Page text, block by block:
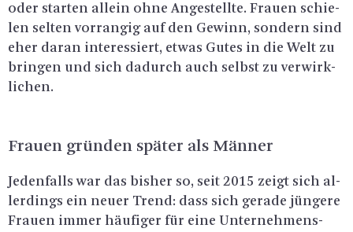
oder star­ten al­lein ohne An­ge­stell­te. Frau­en schie­
len sel­ten vor­ran­gig auf den Ge­winn, son­dern sind
eher daran in­ter­es­siert, etwas Gutes in die Welt zu
brin­gen und sich da­durch auch selbst zu ver­wirk­
li­chen.
Frau­en grün­den spä­ter als Män­ner
Je­den­falls war das bis­her so, seit 2015 zeigt sich al­
ler­dings ein neuer Trend: dass sich ge­ra­de jün­ge­re
Frau­en immer häu­fi­ger für eine Un­ter­neh­mens­